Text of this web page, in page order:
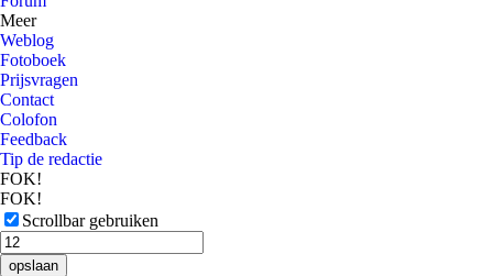
Meer
Weblog
Fotoboek
Prijsvragen
Contact
Colofon
Feedback
Tip de redactie
FOK!
FOK!
Scrollbar gebruiken
opslaan